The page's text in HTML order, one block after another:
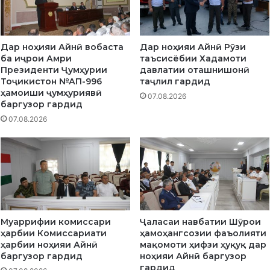
т
а
б
и
ӣ
д
р
н
о
ҳ
я
й
н
ӣ
Дар ноҳияи Айнӣ вобаста
ба иҷрои Амри
Президенти Ҷумҳурии
Тоҷикистон №АП-996
ҳамоиши ҷумҳуриявӣ
баргузор гардид
07.08.2026
Дар ноҳияи Айнӣ Рӯзи
таъсисёбии Хадамоти
давлатии оташнишонӣ
таҷлил гардид
07.08.2026
Муаррифии комиссари
ҳарбии Комиссариати
ҳарбии ноҳияи Айнӣ
баргузор гардид
Ҷаласаи навбатии Шӯрои
ҳамоҳангсозии фаъолияти
мақомоти ҳифзи ҳуқуқ дар
ноҳияи Айнӣ баргузор
гардид